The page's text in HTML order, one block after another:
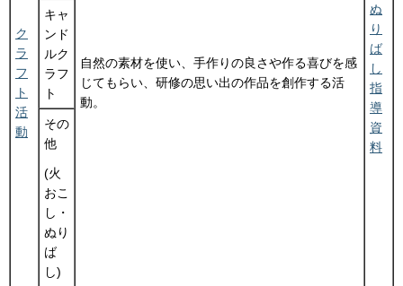
ク
ラ
フ
ト
活
動
自然の素材を使い、手作りの良さや作る喜びを感
じてもらい、研修の思い出の作品を創作する活
動。
ぬ
り
ば
し
指
導
資
料
キャ
ンド
ルク
ラフ
ト
その
他
(火
おこ
し・
ぬり
ば
し)